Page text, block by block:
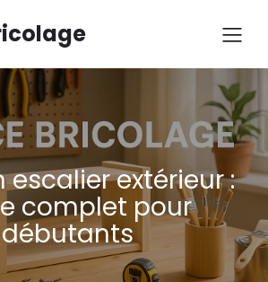
escalier extérieur :
complet pour
débutants